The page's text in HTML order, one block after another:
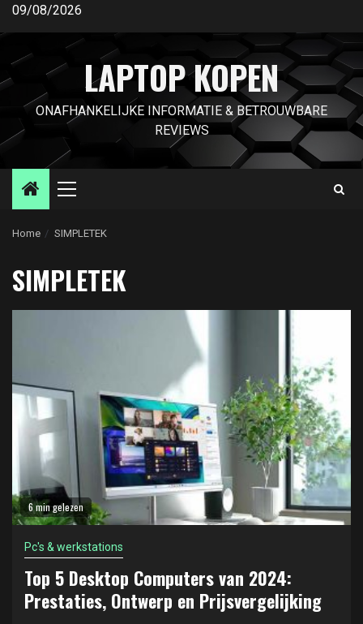
Ga
inhoud
09/08/2026
LAPTOP KOPEN
ONAFHANKELIJKE INFORMATIE & BETROUWBARE
REVIEWS
Primair
Home SIMPLETEK
SIMPLETEK
6 min gelezen
Pc's & werkstations
Top 5 Desktop Computers van 2024:
Prestaties, Ontwerp en Prijsvergelijking